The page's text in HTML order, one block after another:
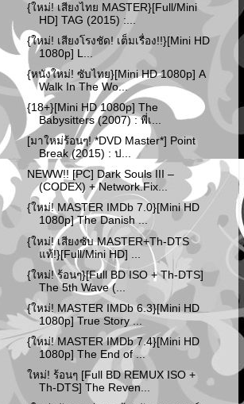
{ใหม่! เสียงไทย MASTER}[Full/Mini
HD] TAG (2015) :...
{ใหม่! เสียงโรงชัด! เต็มเรื่อง!!}[Mini HD
1080p] L...
{หนังใหม่! ซับไทย}[Mini HD 1080p] A
Walk In The Wo...
{18+}[Mini HD 1080p] The
Babysitters (2007) : พี่เ...
[มาใหม่ร้อนๆ! *DVD Master*] Point
Break (2015) : ป...
NEWW!! [PC] Dark Souls III –
(CODEX) + Network.Fix...
{ใหม่! MASTER IMDb 7.0}[Mini HD
1080p] The Danish ...
{ใหม่! เสียงซับ MASTER+Th-DTS
แท้!}[Full/Mini HD] ...
{ใหม่! ร้อนๆ}[Full BD ISO + Th-DTS]
The 5th Wave (...
{ใหม่! MASTER IMDb 6.3}[Mini HD
1080p] True Story ...
{ใหม่! MASTER IMDb 7.4}[Mini HD
1080p] The End of ...
ใหม่! ร้อนๆ [Full BD REMUX ISO +
Th-DTS] The Reven...